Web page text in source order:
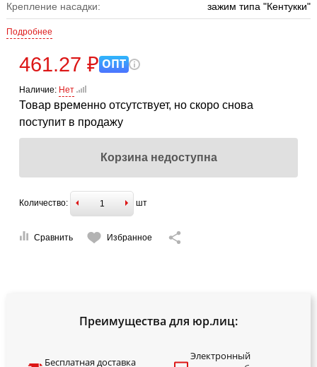
Крепление насадки: зажим типа "Кентукки"
Подробнее
461.27 ₽ ОПТ
Наличие: Нет
Товар временно отсутствует, но скоро снова
поступит в продажу
Корзина недоступна
Количество: шт
Сравнить Избранное
Преимущества для юр.лиц:
Бесплатная доставка
Электронный